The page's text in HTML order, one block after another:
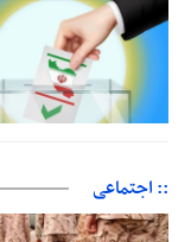
:: اجتماعی